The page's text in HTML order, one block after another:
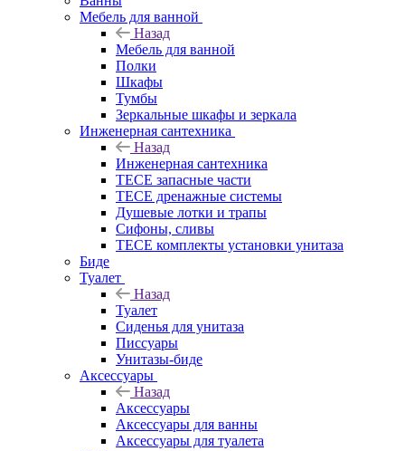
Мебель для ванной
Назад
Мебель для ванной
Полки
Шкафы
Тумбы
Зеркальные шкафы и зеркала
Инженерная сантехника
Назад
Инженерная сантехника
TECE запасные части
TECE дренажные системы
Душевые лотки и трапы
Сифоны, сливы
TECE комплекты установки унитаза
Биде
Туалет
Назад
Туалет
Сиденья для унитаза
Писсуары
Унитазы-биде
Аксессуары
Назад
Аксессуары
Аксессуары для ванны
Аксессуары для туалета